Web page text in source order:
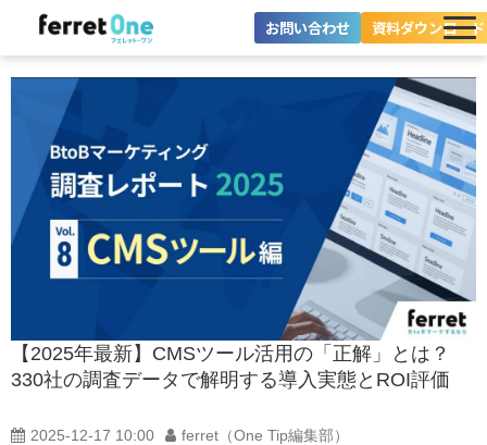
お問い合わせ 資料ダウンロード
ferret Oneとは？
目的別に探す
導入事例
セミナー
お役立ち情報
【2025年最新】CMSツール活用の「正解」とは？
330社の調査データで解明する導入実態とROI評価
2025-12-17 10:00 ferret（One Tip編集部）